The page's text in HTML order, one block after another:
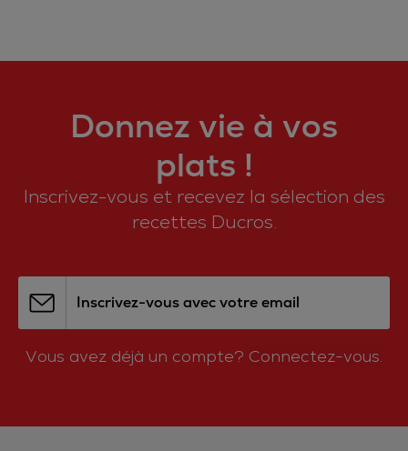
Donnez vie à vos
plats !
Inscrivez-vous et recevez la sélection des
recettes Ducros.
Inscrivez-vous avec votre email
Vous avez déjà un compte? Connectez-vous.